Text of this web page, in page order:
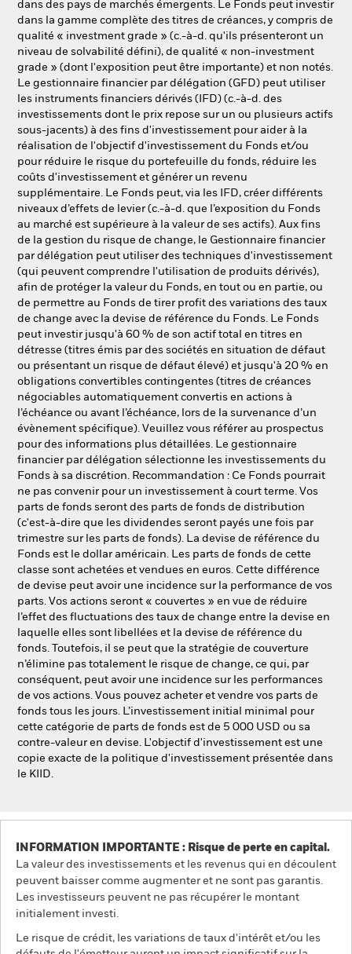
dans des pays de marchés émergents. Le Fonds peut investir
dans la gamme complète des titres de créances, y compris de
qualité « investment grade » (c.-à-d. qu'ils présenteront un
niveau de solvabilité défini), de qualité « non-investment
grade » (dont l'exposition peut être importante) et non notés.
Le gestionnaire financier par délégation (GFD) peut utiliser
les instruments financiers dérivés (IFD) (c.-à-d. des
investissements dont le prix repose sur un ou plusieurs actifs
sous-jacents) à des fins d'investissement pour aider à la
réalisation de l'objectif d'investissement du Fonds et/ou
pour réduire le risque du portefeuille du fonds, réduire les
coûts d'investissement et générer un revenu
supplémentaire. Le Fonds peut, via les IFD, créer différents
niveaux d’effets de levier (c.-à-d. que l’exposition du Fonds
au marché est supérieure à la valeur de ses actifs). Aux fins
de la gestion du risque de change, le Gestionnaire financier
par délégation peut utiliser des techniques d'investissement
(qui peuvent comprendre l'utilisation de produits dérivés),
afin de protéger la valeur du Fonds, en tout ou en partie, ou
de permettre au Fonds de tirer profit des variations des taux
de change avec la devise de référence du Fonds. Le Fonds
peut investir jusqu'à 60 % de son actif total en titres en
détresse (titres émis par des sociétés en situation de défaut
ou présentant un risque de défaut élevé) et jusqu'à 20 % en
obligations convertibles contingentes (titres de créances
négociables automatiquement convertis en actions à
l’échéance ou avant l’échéance, lors de la survenance d’un
évènement spécifique). Veuillez vous référer au prospectus
pour des informations plus détaillées. Le gestionnaire
financier par délégation sélectionne les investissements du
Fonds à sa discrétion. Recommandation : Ce Fonds pourrait
ne pas convenir pour un investissement à court terme. Vos
parts de fonds seront des parts de fonds de distribution
(c'est-à-dire que les dividendes seront payés une fois par
trimestre sur les parts de fonds). La devise de référence du
Fonds est le dollar américain. Les parts de fonds de cette
classe sont achetées et vendues en euros. Cette différence
de devise peut avoir une incidence sur la performance de vos
parts. Vos actions seront « couvertes » en vue de réduire
l’effet des fluctuations des taux de change entre la devise en
laquelle elles sont libellées et la devise de référence du
fonds. Toutefois, il se peut que la stratégie de couverture
n’élimine pas totalement le risque de change, ce qui, par
conséquent, peut avoir une incidence sur les performances
de vos actions. Vous pouvez acheter et vendre vos parts de
fonds tous les jours. L’investissement initial minimal pour
cette catégorie de parts de fonds est de 5 000 USD ou sa
contre-valeur en devise. L'objectif d'investissement est une
copie exacte de la politique d'investissement présentée dans
le KIID.
INFORMATION IMPORTANTE : Risque de perte en capital.
La valeur des investissements et les revenus qui en découlent
peuvent baisser comme augmenter et ne sont pas garantis.
Les investisseurs peuvent ne pas récupérer le montant
initialement investi.
Le risque de crédit, les variations de taux d'intérêt et/ou les